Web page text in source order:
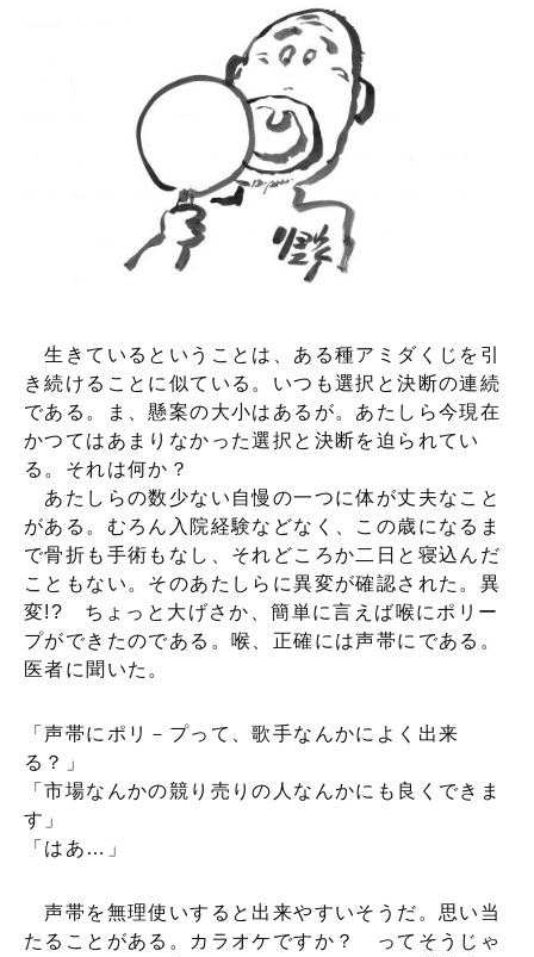
生きているということは、ある種アミダくじを引
き続けることに似ている。いつも選択と決断の連続
である。ま、懸案の大小はあるが。あたしら今現在
かつてはあまりなかった選択と決断を迫られてい
る。それは何か？
あたしらの数少ない自慢の一つに体が丈夫なこと
がある。むろん入院経験などなく、この歳になるま
で骨折も手術もなし、それどころか二日と寝込んだ
こともない。そのあたしらに異変が確認された。異
変!? ちょっと大げさか、簡単に言えば喉にポリー
プができたのである。喉、正確には声帯にである。
医者に聞いた。
「声帯にポリ－プって、歌手なんかによく出来
る？」
「市場なんかの競り売りの人なんかにも良くできま
す」
「はあ…」
声帯を無理使いすると出来やすいそうだ。思い当
たることがある。カラオケですか？ ってそうじゃ